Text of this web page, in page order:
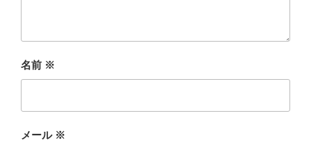
名前 ※
メール ※